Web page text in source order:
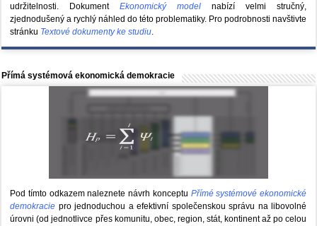
udržitelnosti. DokumentEkonomický model nabízí velmi stručný,
zjednodušený a rychlý náhled do této problematiky. Pro podrobnosti navštivte
stránku Textové dokumenty ke studiu.
Přímá systémová ekonomická demokracie
Pod tímto odkazem naleznete návrh konceptu Přímé systémové ekonomické
demokracie pro jednoduchou a efektivní společenskou správu na libovolné
úrovni (od jednotlivce přes komunitu, obec, region, stát, kontinent až po celou